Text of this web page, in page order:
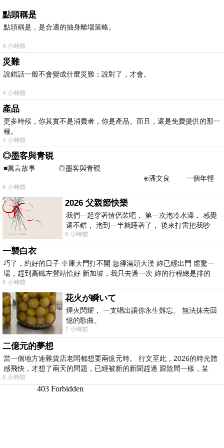
點頭稱是
點頭稱是，是合適的抽身離場策略。
4 小時前
災難
說錯話一般不會變成什麼災難；說對了，才會。
4 小時前
產品
更多時候，你其實不是消費者，你是產品。而且，還是免費提供的那一
種。
4 小時前
◎墨客與青硯
■寓言故事 ◎墨客與青硯
⊕潘文良 一個年輕
的墨客，在京城的古玩肆裡
6 小時前
2026 父親節快樂
我們一起穿著情侶裝吧， 第一次泡冷水澡， 感覺
還不錯， 泡到一半就睡著了， 後來打雷把我吵
醒， 手
6 小時前
一襲白衣
巧了，約好的日子 車庫大門打不開 急得滿頭大漢 妳已經出門 虛驚一
場，趕到高鐵左營站恰好 新加坡，我只去過一次 妳的行程總是排的
6 小時前
花火が瞬いて
煙火閃耀， 一支唱出讓你永生難忘、 無法抹去回
憶的歌曲。
7 小時前
二億元的夢想
當一個地方連雜貨店老闆都想要兩億元時。 行文至此，2026的時光體
感飛快，才想了兩天的問題，已經被新的新聞趕過 跟陰間一樣，某
8 小時前